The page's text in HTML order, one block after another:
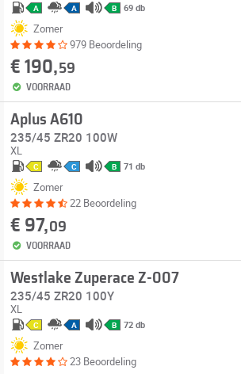
A A B 69 db
Zomer
979 Beoordeling
€ 190,59
VOORRAAD
Aplus A610
235/45 ZR20 100W
XL
C C B 71 db
Zomer
22 Beoordeling
€ 97,09
VOORRAAD
Westlake Zuperace Z-007
235/45 ZR20 100Y
XL
C A B 72 db
Zomer
23 Beoordeling